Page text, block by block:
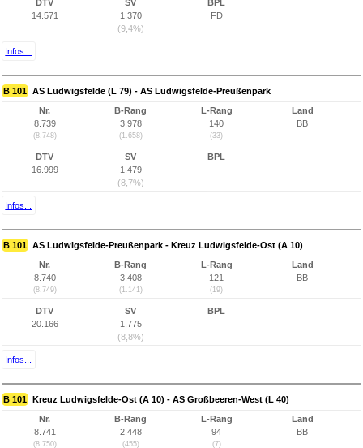
DTV
14.571
SV
1.370
(9,4%)
BPL
FD
Infos...
B 101 AS Ludwigsfelde (L 79) - AS Ludwigsfelde-Preußenpark
Nr.
8.739
(8.748)
B-Rang
3.978
(1.658)
L-Rang
140
(33)
Land
BB
DTV
16.999
SV
1.479
(8,7%)
BPL
Infos...
B 101 AS Ludwigsfelde-Preußenpark - Kreuz Ludwigsfelde-Ost (A 10)
Nr.
8.740
(8.749)
B-Rang
3.408
(1.141)
L-Rang
121
(19)
Land
BB
DTV
20.166
SV
1.775
(8,8%)
BPL
Infos...
B 101 Kreuz Ludwigsfelde-Ost (A 10) - AS Großbeeren-West (L 40)
Nr.
8.741
(8.750)
B-Rang
2.448
(455)
L-Rang
94
(7)
Land
BB